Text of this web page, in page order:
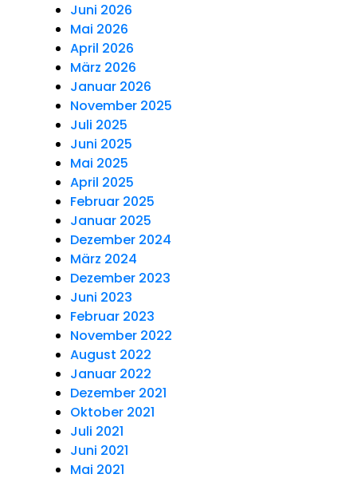
Juni 2026
Mai 2026
April 2026
März 2026
Januar 2026
November 2025
Juli 2025
Juni 2025
Mai 2025
April 2025
Februar 2025
Januar 2025
Dezember 2024
März 2024
Dezember 2023
Juni 2023
Februar 2023
November 2022
August 2022
Januar 2022
Dezember 2021
Oktober 2021
Juli 2021
Juni 2021
Mai 2021